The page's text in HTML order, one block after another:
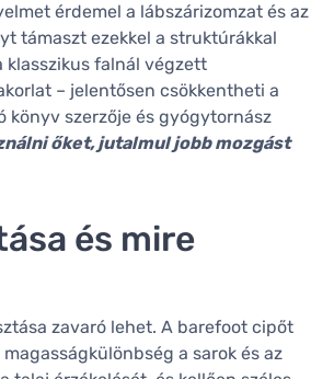
érdemel a lábszárizomzat és az
támaszt ezekkel a struktúrákkal
klasszikus falnál végzett
– jelentősen csökkentheti a
könyv szerzője és gyógytornász
őket, jutalmul jobb mozgást
és mire
zavaró lehet. A barefoot cipőt
a sarok és az